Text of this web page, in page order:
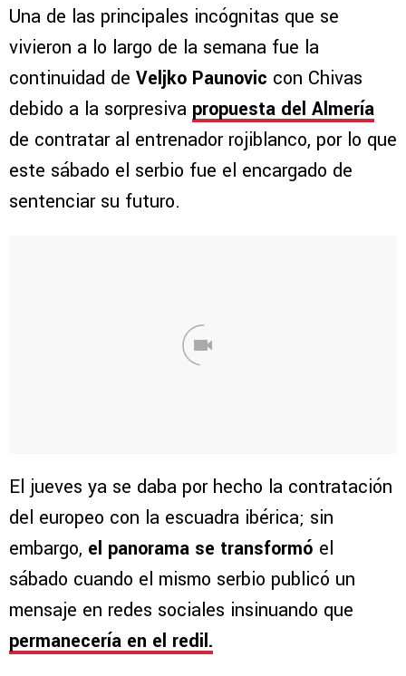
Una de las principales incógnitas que se
vivieron a lo largo de la semana fue la
continuidad de Veljko Paunovic con Chivas
debido a la sorpresiva propuesta del Almería
de contratar al entrenador rojiblanco, por lo que
este sábado el serbio fue el encargado de
sentenciar su futuro.
El jueves ya se daba por hecho la contratación
del europeo con la escuadra ibérica; sin
embargo, el panorama se transformó el
sábado cuando el mismo serbio publicó un
mensaje en redes sociales insinuando que
permanecería en el redil.